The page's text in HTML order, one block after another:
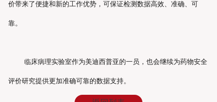
价带来了便捷和新的工作优势，可保证检测数据高效、准确、可
靠。
临床病理实验室作为美迪西普亚的一员，也会继续为药物安全
评价研究提供更加准确可靠的数据支持。